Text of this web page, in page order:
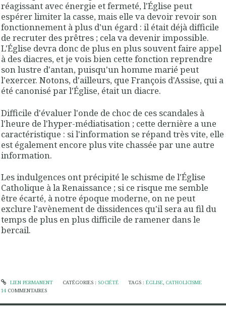
réagissant avec énergie et fermeté, l'Église peut
espérer limiter la casse, mais elle va devoir revoir son
fonctionnement à plus d'un égard : il était déjà difficile
de recruter des prêtres ; cela va devenir impossible.
L'Église devra donc de plus en plus souvent faire appel
à des diacres, et je vois bien cette fonction reprendre
son lustre d'antan, puisqu'un homme marié peut
l'exercer. Notons, d'ailleurs, que François d'Assise, qui a
été canonisé par l'Église, était un diacre.
Difficile d'évaluer l'onde de choc de ces scandales à
l'heure de l'hyper-médiatisation ; cette dernière a une
caractéristique : si l'information se répand très vite, elle
est également encore plus vite chassée par une autre
information.
Les indulgences ont précipité le schisme de l'Église
Catholique à la Renaissance ; si ce risque me semble
être écarté, à notre époque moderne, on ne peut
exclure l'avènement de dissidences qu'il sera au fil du
temps de plus en plus difficile de ramener dans le
bercail.
LIEN PERMANENT CATÉGORIES : SOCIÉTÉ TAGS :ÉGLISE, CATHOLICISME
14 COMMENTAIRES